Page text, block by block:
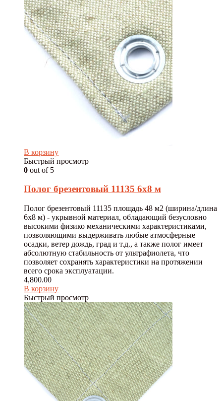
В корзину
Быстрый просмотр
0 out of 5
Полог брезентовый 11135 6х8 м
Полог брезентовый 11135 площадь 48 м2 (ширина/длина
6х8 м) - укрывной материал, обладающий безусловно
высокими физико механическими характеристиками,
позволяющими выдерживать любые атмосферные
осадки, ветер дождь, град и т.д., а также полог имеет
абсолютную стабильность от ультрафиолета, что
позволяет сохранять характеристики на протяжении
всего срока эксплуатации.
4,800.00
В корзину
Быстрый просмотр